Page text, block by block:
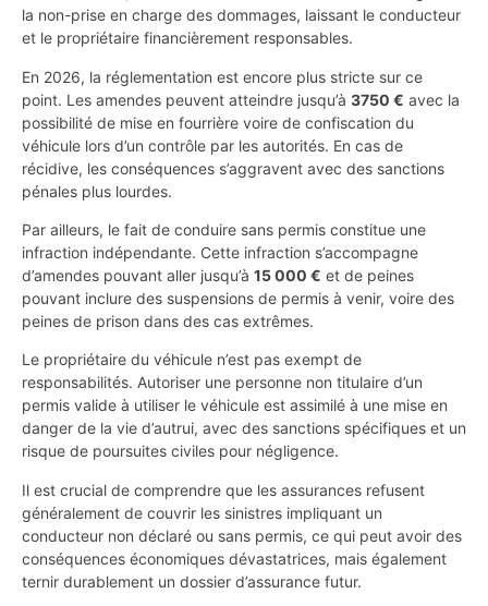
la non-prise en charge des dommages, laissant le conducteur
et le propriétaire financièrement responsables.
En 2026, la réglementation est encore plus stricte sur ce
point. Les amendes peuvent atteindre jusqu’à 3750 € avec la
possibilité de mise en fourrière voire de confiscation du
véhicule lors d’un contrôle par les autorités. En cas de
récidive, les conséquences s’aggravent avec des sanctions
pénales plus lourdes.
Par ailleurs, le fait de conduire sans permis constitue une
infraction indépendante. Cette infraction s’accompagne
d’amendes pouvant aller jusqu’à 15 000 € et de peines
pouvant inclure des suspensions de permis à venir, voire des
peines de prison dans des cas extrêmes.
Le propriétaire du véhicule n’est pas exempt de
responsabilités. Autoriser une personne non titulaire d’un
permis valide à utiliser le véhicule est assimilé à une mise en
danger de la vie d’autrui, avec des sanctions spécifiques et un
risque de poursuites civiles pour négligence.
Il est crucial de comprendre que les assurances refusent
généralement de couvrir les sinistres impliquant un
conducteur non déclaré ou sans permis, ce qui peut avoir des
conséquences économiques dévastatrices, mais également
ternir durablement un dossier d’assurance futur.